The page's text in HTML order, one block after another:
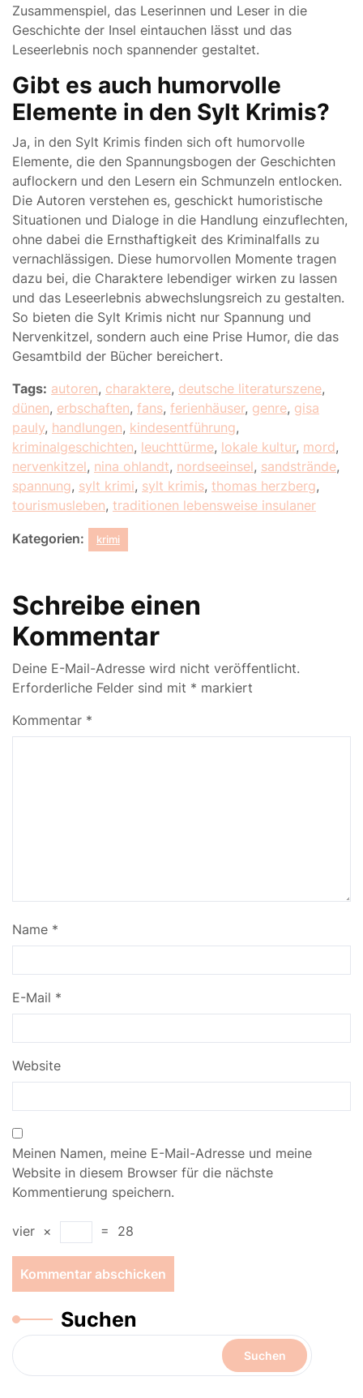
Zusammenspiel, das Leserinnen und Leser in die
Geschichte der Insel eintauchen lässt und das
Leseerlebnis noch spannender gestaltet.
Gibt es auch humorvolle
Elemente in den Sylt Krimis?
Ja, in den Sylt Krimis finden sich oft humorvolle
Elemente, die den Spannungsbogen der Geschichten
auflockern und den Lesern ein Schmunzeln entlocken.
Die Autoren verstehen es, geschickt humoristische
Situationen und Dialoge in die Handlung einzuflechten,
ohne dabei die Ernsthaftigkeit des Kriminalfalls zu
vernachlässigen. Diese humorvollen Momente tragen
dazu bei, die Charaktere lebendiger wirken zu lassen
und das Leseerlebnis abwechslungsreich zu gestalten.
So bieten die Sylt Krimis nicht nur Spannung und
Nervenkitzel, sondern auch eine Prise Humor, die das
Gesamtbild der Bücher bereichert.
Tags: autoren, charaktere, deutsche literaturszene,
dünen, erbschaften, fans, ferienhäuser, genre, gisa
pauly, handlungen, kindesentführung,
kriminalgeschichten, leuchttürme, lokale kultur, mord,
nervenkitzel, nina ohlandt, nordseeinsel, sandstrände,
spannung, sylt krimi, sylt krimis, thomas herzberg,
tourismusleben, traditionen lebensweise insulaner
Kategorien: krimi
Schreibe einen
Kommentar
Deine E-Mail-Adresse wird nicht veröffentlicht.
Erforderliche Felder sind mit * markiert
Kommentar *
Name *
E-Mail *
Website
Meinen Namen, meine E-Mail-Adresse und meine
Website in diesem Browser für die nächste
Kommentierung speichern.
vier × = 28
Suchen
Suchen